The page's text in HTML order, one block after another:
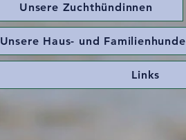
Unsere Zuchthündinnen
Unsere Haus- und Familienhunde
Links